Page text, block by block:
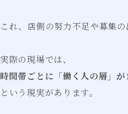
これ、店側の努力不足や募集
実際の現場では、
時間帯ごとに「働く人の層」が
という現実があります。